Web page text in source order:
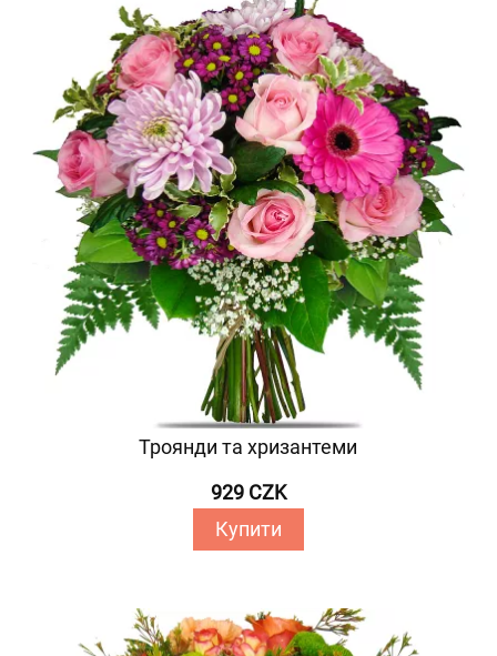
Троянди та хризантеми
929 CZK
Купити